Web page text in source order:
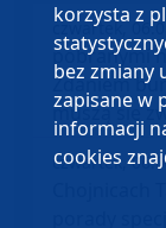
czwartek,
pobranymi
Zdaniem
muszą się
czwartek,
Chojnicach
porady
korzysta z
bez zmiany
zapisane w
informacji
cookies